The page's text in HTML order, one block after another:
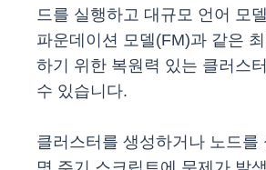
드를 실행하고 대규모 언어 모
파운데이션 모델(FM)과 같은
하기 위한 복원력 있는 클러스
수 있습니다.
클러스터를 생성하거나 노드를